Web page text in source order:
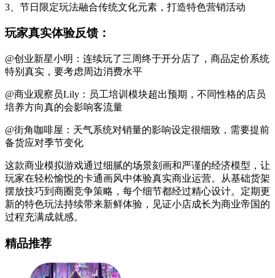
3、节日限定玩法融合传统文化元素，打造特色营销活动
玩家真实体验反馈：
@创业新星小明：连续玩了三周终于开分店了，商品定价系统
特别真实，要考虑周边消费水平
@商业观察员Lily：员工培训模块超出预期，不同性格的店员
培养方向真的会影响客流量
@街角咖啡屋：天气系统对销量的影响设定很细致，需要提前
备货应对季节变化
这款商业模拟游戏通过细腻的场景刻画和严谨的经济模型，让
玩家在轻松愉悦的卡通画风中体验真实商业运营。从基础货架
摆放技巧到商圈竞争策略，每个细节都经过精心设计。定期更
新的特色玩法持续带来新鲜体验，见证小店成长为商业帝国的
过程充满成就感。
精品推荐